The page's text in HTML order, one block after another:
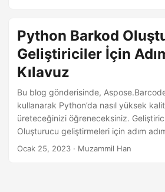
Python Barkod
Geliştiriciler İçin
Kılavuz
Bu blog gönderisinde,
kullanarak Python’da nasıl yüksek
üreteceğinizi öğreneceksiniz.
Oluşturucu geliştirmeleri için adım
Ocak 25, 2023 · Muzammil Han